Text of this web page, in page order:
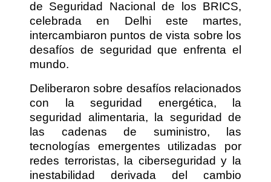
de Seguridad Nacional de los BRICS,
celebrada en Delhi este martes,
intercambiaron puntos de vista sobre los
desafíos de seguridad que enfrenta el
mundo.
Deliberaron sobre desafíos relacionados
con la seguridad energética, la
seguridad alimentaria, la seguridad de
las cadenas de suministro, las
tecnologías emergentes utilizadas por
redes terroristas, la ciberseguridad y la
inestabilidad derivada del cambio